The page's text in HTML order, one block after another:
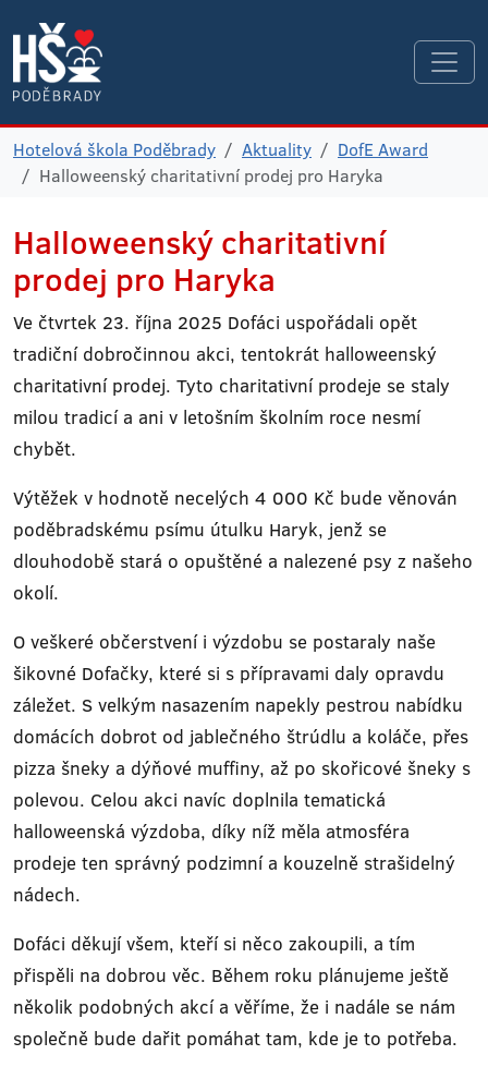
Hotelová škola Poděbrady Aktuality
DofE Award
Halloweenský charitativní prodej pro Haryka
Halloweenský charitativní
prodej pro Haryka
Ve čtvrtek 23. října 2025 Dofáci uspořádali opět
tradiční dobročinnou akci, tentokrát halloweenský
charitativní prodej. Tyto charitativní prodeje se staly
milou tradicí a ani v letošním školním roce nesmí
chybět.
Výtěžek v hodnotě necelých 4 000 Kč bude věnován
poděbradskému psímu útulku Haryk, jenž se
dlouhodobě stará o opuštěné a nalezené psy z našeho
okolí.
O veškeré občerstvení i výzdobu se postaraly naše
šikovné Dofačky, které si s přípravami daly opravdu
záležet. S velkým nasazením napekly pestrou nabídku
domácích dobrot od jablečného štrúdlu a koláče, přes
pizza šneky a dýňové muffiny, až po skořicové šneky s
polevou. Celou akci navíc doplnila tematická
halloweenská výzdoba, díky níž měla atmosféra
prodeje ten správný podzimní a kouzelně strašidelný
nádech.
Dofáci děkují všem, kteří si něco zakoupili, a tím
přispěli na dobrou věc. Během roku plánujeme ještě
několik podobných akcí a věříme, že i nadále se nám
společně bude dařit pomáhat tam, kde je to potřeba.